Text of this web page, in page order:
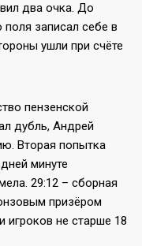
два очка. До
записал себе в
ушли при счёте
пензенской
дубль, Андрей
Вторая попытка
минуте
29:12 – сборная
призёром
игроков не старше 18